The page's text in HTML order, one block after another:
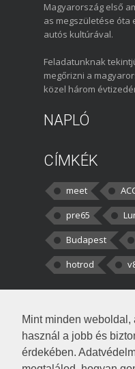
Mint minden weboldal,
használ a jobb és
érdekében.
Magyarország első
as megszületése óta
autós kultúrával.
Feladatunknak
megőrizni a
közel három
NAPLÓ
CÍMKÉK
meet
pre65
Budapest
hotrod
kortisz:
darabbaal